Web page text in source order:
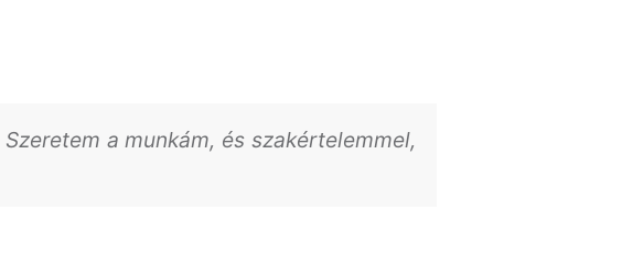
a munkám, és szakértelemmel,